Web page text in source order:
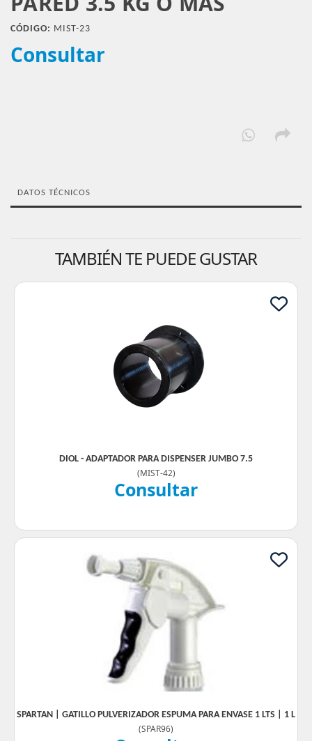
CÓDIGO: MIST-23
Consultar
DATOS TÉCNICOS
TAMBIÉN TE PUEDE GUSTAR
DIOL - ADAPTADOR PARA DISPENSER JUMBO 7.5
(MIST-42)
Consultar
SPARTAN | GATILLO PULVERIZADOR ESPUMA PARA ENVASE 1 LTS | 1 L
(SPAR96)